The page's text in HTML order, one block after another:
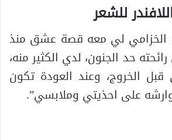
للشعر
الخزامي لي معه قصة عشق منذ
حد الجنون، لدي الكثير منه،
الخروج، وعند العودة تكون
على احذيتي وملابسي”.